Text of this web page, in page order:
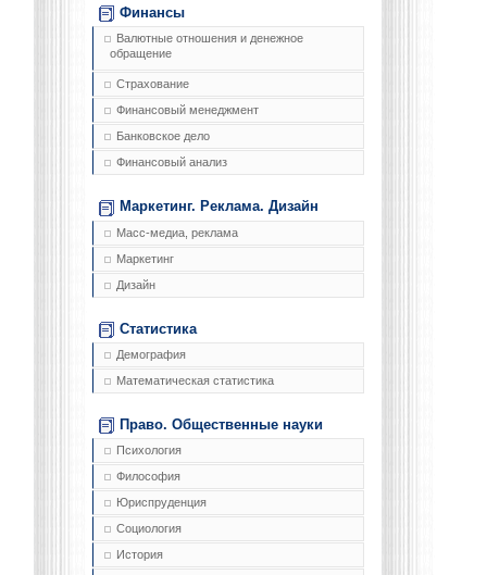
Финансы
Валютные отношения и денежное
обращение
Страхование
Финансовый менеджмент
Банковское дело
Финансовый анализ
Маркетинг. Реклама. Дизайн
Масс-медиа, реклама
Маркетинг
Дизайн
Статистика
Демография
Математическая статистика
Право. Общественные науки
Психология
Философия
Юриспруденция
Социология
История